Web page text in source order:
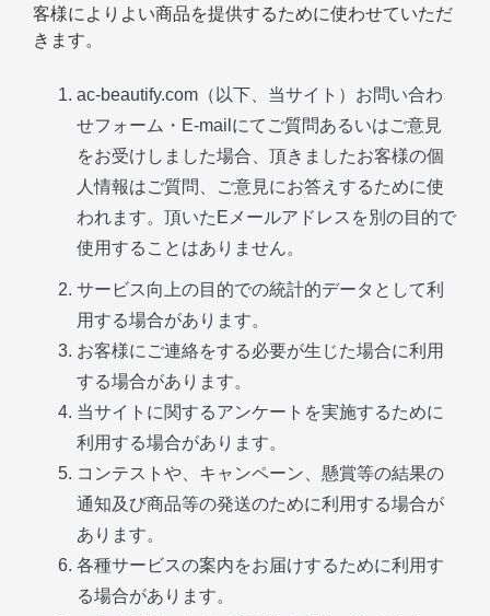
客様によりよい商品を提供するために使わせていただ
きます。
ac-beautify.com（以下、当サイト）お問い合わ
せフォーム・E-mailにてご質問あるいはご意見
をお受けしました場合、頂きましたお客様の個
人情報はご質問、ご意見にお答えするために使
われます。頂いたEメールアドレスを別の目的で
使用することはありません。
サービス向上の目的での統計的データとして利
用する場合があります。
お客様にご連絡をする必要が生じた場合に利用
する場合があります。
当サイトに関するアンケートを実施するために
利用する場合があります。
コンテストや、キャンペーン、懸賞等の結果の
通知及び商品等の発送のために利用する場合が
あります。
各種サービスの案内をお届けするために利用す
る場合があります。